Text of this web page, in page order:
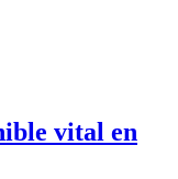
vital en